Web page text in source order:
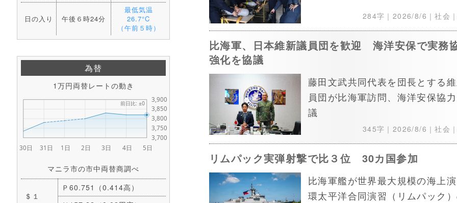
日の入り 午後６時24分
最低気温
26.7°C
（午前５時）
為替
1万円両替レートの動き
マニラ市の市中両替商調べ
＄１
Ｐ60.751（0.414高）
284字｜ 2026/8/6 ｜社会｜
比海軍、日本維新議員団を歓迎 海洋安保で実務
強化を協議
藤田文武共同代表を団長とする
員団が比海軍訪問、海洋安保協
議
345字｜ 2026/8/6 ｜社会｜
リムパック実弾射撃で比３位 30カ国参加
比海軍艦が世界最大規模の海上演
環太平洋合同演習（リムパック